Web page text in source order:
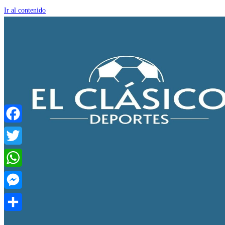
Ir al contenido
Facebook
Twitter
WhatsApp
Messenger